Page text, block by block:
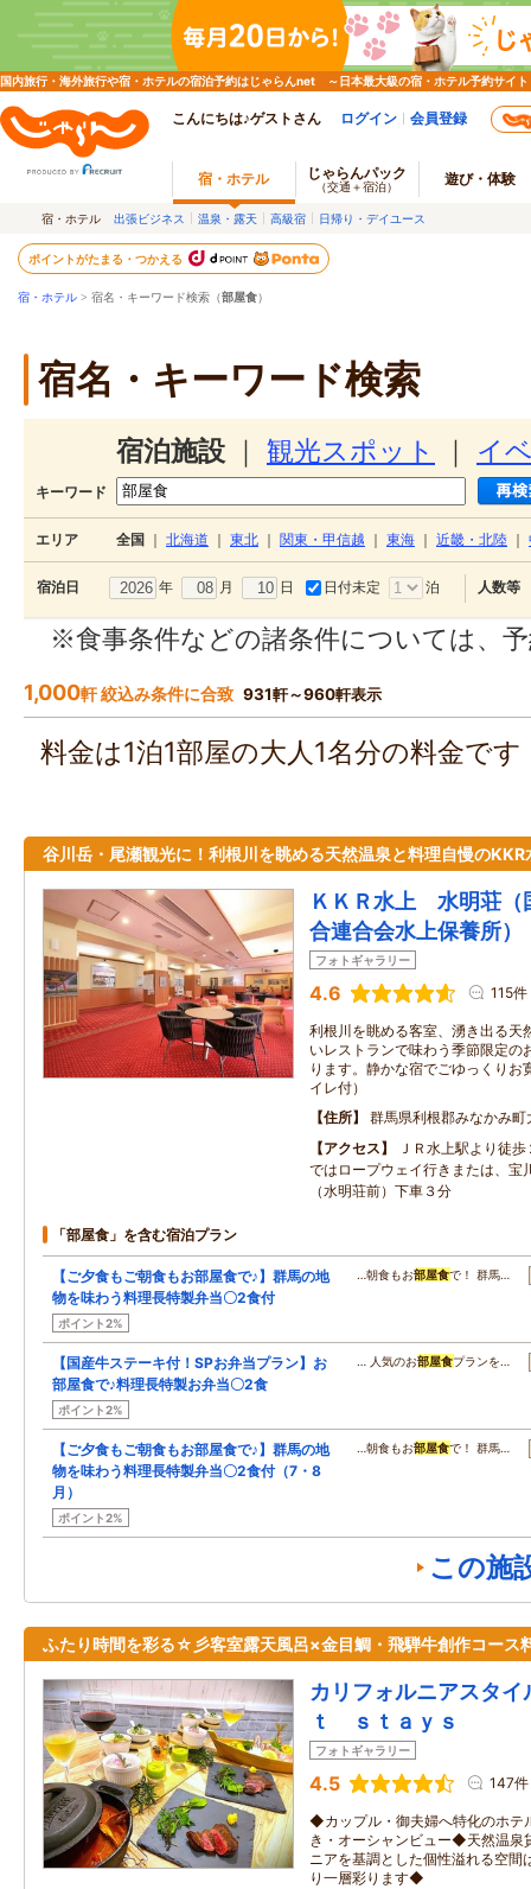
国内旅行・海外旅行や宿・ホテルの宿泊予約はじゃらんnet ～日本最大級の宿・ホテル予約サイト
こんにちは♪ゲストさん ログイン 会員登録
宿・ホテル じゃらんパック
（交通＋宿泊） 遊び・体験
宿・ホテル 出張ビジネス 温泉・露天 高級宿 日帰り・デイユース
ポイントがたまる・つかえる
宿・ホテル > 宿名・キーワード検索（部屋食）
宿名・キーワード検索
宿泊施設 観光スポット イ
キーワード
エリア 全国 北海道 東北 関東・甲信越 東海 近畿・北陸
宿泊日 年 月 日 日付未定 泊 人数等
※食事条件などの諸条件については、
1,000軒 絞込み条件に合致 931軒～960軒表示
料金は1泊1部屋の大人1名分の料金で
谷川岳・尾瀬観光に！利根川を眺める天然温泉と料理自慢のKKR
ＫＫＲ水上 水明荘（
合連合会水上保養所）
フォトギャラリー
4.6 115件
利根川を眺める客室、湧き出る天
いレストランで味わう季節限定の
ります。静かな宿でごゆっくりお
イレ付）
住所
群馬県利根郡みなかみ町
アクセス
ＪＲ水上駅より徒
ではロープウェイ行きまたは、宝
（水明荘前）下車３分
「部屋食」を含む宿泊プラン
【ご夕食もご朝食もお部屋食で♪】群馬の地
物を味わう料理長特製弁当〇2食付
ポイント2%
…朝食もお部屋食で！ 群馬…
【国産牛ステーキ付！SPお弁当プラン】お
部屋食で♪料理長特製お弁当〇2食
ポイント2%
… 人気のお部屋食プランを…
【ご夕食もご朝食もお部屋食で♪】群馬の地
物を味わう料理長特製弁当〇2食付（7・8
月）
ポイント2%
…朝食もお部屋食で！ 群馬…
この施
ふたり時間を彩る☆彡客室露天風呂×金目鯛・飛騨牛創作コース
カリフォルニアスタ
ｔ ｓｔａｙｓ
フォトギャラリー
4.5 147件
◆カップル・御夫婦へ特化のホ
き・オーシャンビュー◆天然温
ニアを基調とした個性溢れる空間
り一層彩ります◆